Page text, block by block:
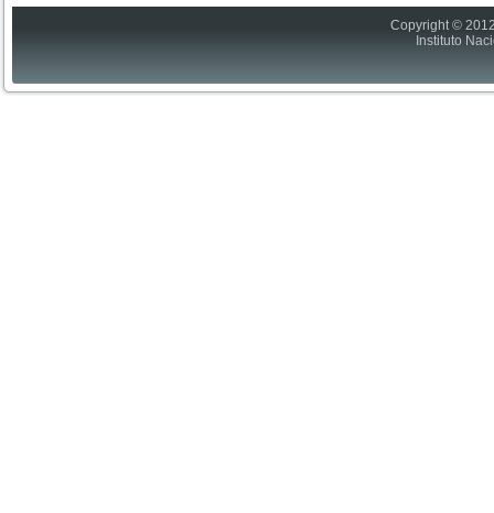
Copyright ©
Instituto